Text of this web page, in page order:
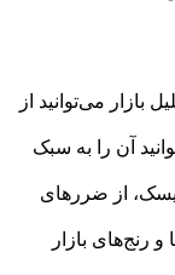
می‌توانید از
آن را به سبک
از ضررهای
بازار